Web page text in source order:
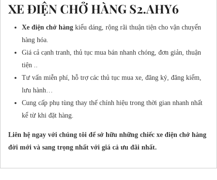
XE ĐIỆN CHỞ HÀNG S2.AHY6
Xe điện chở hàng kiểu dáng, rộng rãi thuận tiện cho vận chuyển
hàng hóa.
Giá cả cạnh tranh, thủ tục mua bán nhanh chóng, đơn giản, thuận
tiện ..
Tư vấn miễn phí, hỗ trợ các thủ tục mua xe, đăng ký, đăng kiểm,
lưu hành…
Cung cấp phụ tùng thay thế chính hiệu trong thời gian nhanh nhất
kể từ khi đặt hàng.
Liên hệ ngay với chúng tôi để sở hữu những chiếc xe điện chở hàng
đời mới và sang trọng nhất với giá cả ưu đãi nhất.